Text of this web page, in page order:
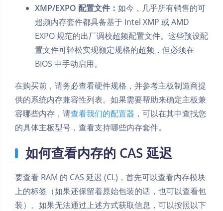
XMP/EXPO 配置文件： 如今，几乎所有销售的可
超频内存套件都具备基于 Intel XMP 或 AMD
EXPO 规范的出厂调校超频配置文件。这些预设配
置文件可轻松实现额定规格的超频，但必须在
BIOS 中手动启用。
在购买前，请务必查看硬件规格，并参考主板制造商提
供的系统内存兼容性列表。如果需要帮助来确定主板兼
容哪些内存，请查看我们的配置器 ，可以在其中查找您
的具体主板型号，查看支持哪些内存套件。
如何查看内存的 CAS 延迟
要查看 RAM 的 CAS 延迟 (CL)，首先可以查看内存模块
上的标签（如果还保留着原始包装的话，也可以查看包
装）。如果无法通过上述方式获取信息，可以按照以下